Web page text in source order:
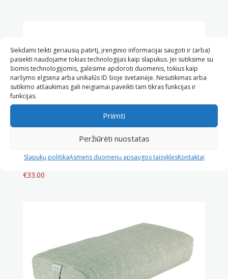
Siekdami teikti geriausią patirtį, įrenginio informacijai saugoti ir (arba)
pasiekti naudojame tokias technologijas kaip slapukus. Jei sutiksime su
šiomis technologijomis, galėsime apdoroti duomenis, tokius kaip
naršymo elgsena arba unikalūs ID šioje svetainėje. Nesutikimas arba
sutikimo atšaukimas gali neigiamai paveikti tam tikras funkcijas ir
funkcijas.
Priimti
Peržiūrėti nuostatas
Slapukų politikaAsmens duomenų apsaugos taisyklėsKontaktai
Grikių lukštų bolsteris stačiakampis (60x30x13, smėlio
sp.)
€33.00